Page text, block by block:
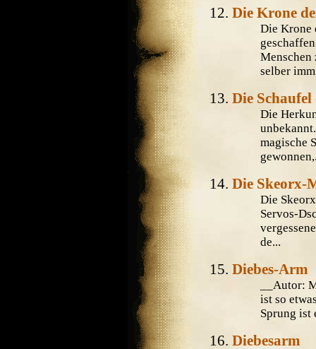
Die Krone
Die Krone
Menschen
selber
Die
Die
magische
Die Skeorx-
Die
Servos-
de...
Diebes-Arm
__Autor:
ist so
Sprung ist
Diebesarm